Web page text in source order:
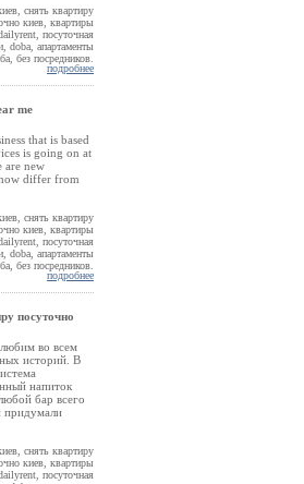
подробнее
me
that is based
is going on at
are new
differ from
подробнее
посуточно
во всем
историй. В
напиток
бар всего
придумали